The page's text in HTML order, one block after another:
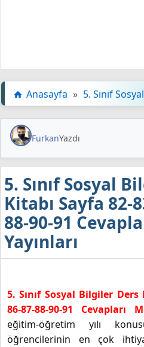
Anasayfa » 5. Sınıf
FurkanYazdı
5. Sınıf Sosyal
Kitabı Sayfa 82-
88-90-91
Yayınları
5. Sınıf Sosyal Bilgiler Ders
86-87-88-90-91 Cevapları
eğitim-öğretim yılı
öğrencilerinin en çok